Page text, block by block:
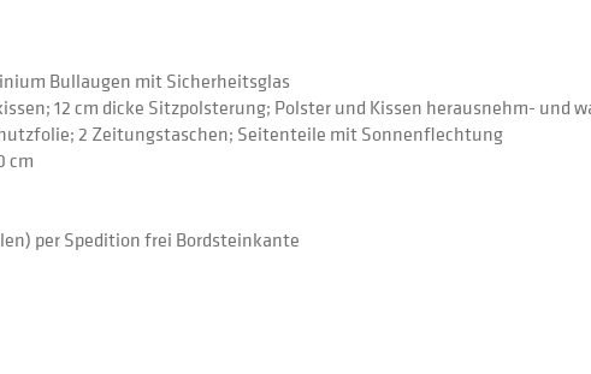
Bullaugen mit Sicherheitsglas
12 cm dicke Sitzpolsterung; Polster und Kissen herausnehm- und
2 Zeitungstaschen; Seitenteile mit Sonnenflechtung
cm
per Spedition frei Bordsteinkante